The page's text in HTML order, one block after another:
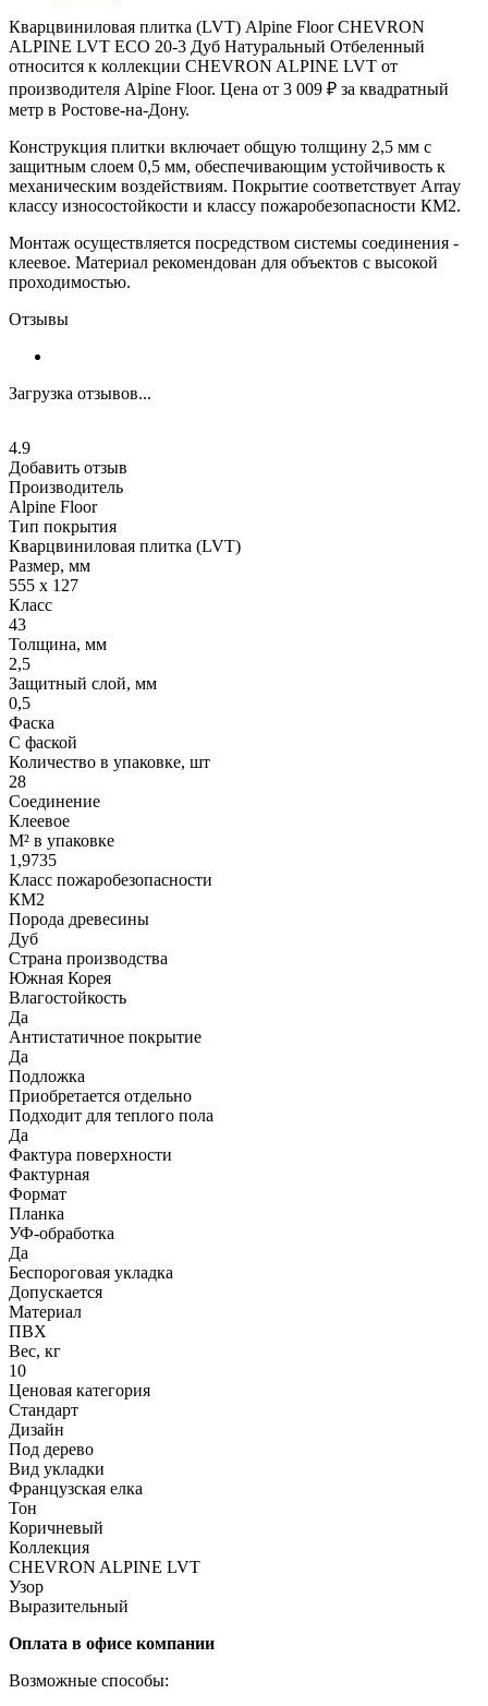
Кварцвиниловая плитка (LVT) Alpine Floor CHEVRON
ALPINE LVT ECO 20-3 Дуб Натуральный Отбеленный
относится к коллекции CHEVRON ALPINE LVT от
производителя Alpine Floor. Цена от 3 009 ₽ за квадратный
метр в Ростове-на-Дону.
Конструкция плитки включает общую толщину 2,5 мм с
защитным слоем 0,5 мм, обеспечивающим устойчивость к
механическим воздействиям. Покрытие соответствует Array
классу износостойкости и классу пожаробезопасности КМ2.
Монтаж осуществляется посредством системы соединения -
клеевое. Материал рекомендован для объектов с высокой
проходимостью.
Отзывы
Загрузка отзывов...
4.9
Добавить отзыв
Производитель
Alpine Floor
Тип покрытия
Кварцвиниловая плитка (LVT)
Размер, мм
555 x 127
Класс
43
Толщина, мм
2,5
Защитный слой, мм
0,5
Фаска
С фаской
Количество в упаковке, шт
28
Соединение
Клеевое
М² в упаковке
1,9735
Класс пожаробезопасности
КМ2
Порода древесины
Дуб
Страна производства
Южная Корея
Влагостойкость
Да
Антистатичное покрытие
Да
Подложка
Приобретается отдельно
Подходит для теплого пола
Да
Фактура поверхности
Фактурная
Формат
Планка
УФ-обработка
Да
Беспороговая укладка
Допускается
Материал
ПВХ
Вес, кг
10
Ценовая категория
Стандарт
Дизайн
Под дерево
Вид укладки
Французская елка
Тон
Коричневый
Коллекция
CHEVRON ALPINE LVT
Узор
Выразительный
Оплата в офисе компании
Возможные способы: